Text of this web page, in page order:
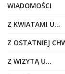
WIADOMOŚCI
Z KWIATAMI U…
Z OSTATNIEJ
Z WIZYTĄ U…